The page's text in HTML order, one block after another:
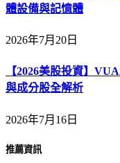
體設備與記憶體
2026年7月20日
【2026美股投資】
與成分股全解析
2026年7月16日
推薦資訊